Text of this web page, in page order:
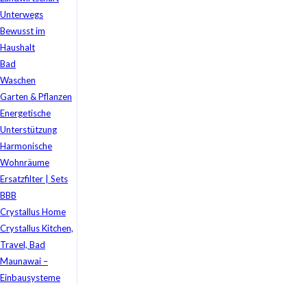
Unterwegs
Bewusst im
Haushalt
Bad
Waschen
Garten & Pflanzen
Energetische
Unterstützung
Harmonische
Wohnräume
Ersatzfilter | Sets
BBB
Crystallus Home
Crystallus Kitchen,
Travel, Bad
Maunawai –
Einbausysteme